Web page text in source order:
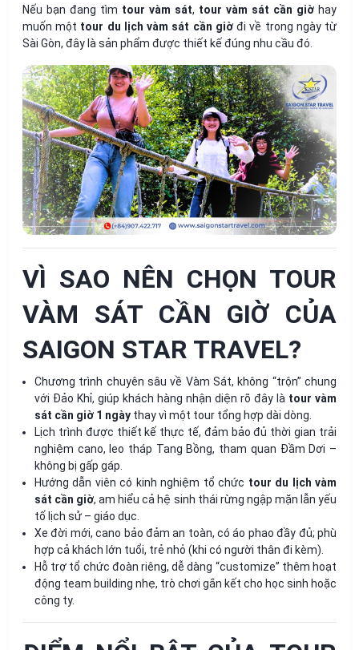
Nếu bạn đang tìm tour vàm sát, tour vàm sát cần giờ hay
muốn một tour du lịch vàm sát cần giờđi về trong ngày từ
Sài Gòn, đây là sản phẩm được thiết kế đúng nhu cầu đó.
VÌ SAO NÊN CHỌN TOUR
VÀM SÁT CẦN GIỜ CỦA
SAIGON STAR TRAVEL?
Chương trình chuyên sâu về Vàm Sát, không “trộn” chung
với Đảo Khỉ, giúp khách hàng nhận diện rõ đây là tour vàm
sát cần giờ 1 ngày thay vì một tour tổng hợp dài dòng.
Lịch trình được thiết kế thực tế, đảm bảo đủ thời gian trải
nghiệm cano, leo tháp Tang Bồng, tham quan Đầm Dơi –
không bị gấp gáp.
Hướng dẫn viên có kinh nghiệm tổ chức tour du lịch vàm
sát cần giờ, am hiểu cả hệ sinh thái rừng ngập mặn lẫn yếu
tố lịch sử – giáo dục.
Xe đời mới, cano bảo đảm an toàn, có áo phao đầy đủ; phù
hợp cả khách lớn tuổi, trẻ nhỏ (khi có người thân đi kèm).
Hỗ trợ tổ chức đoàn riêng, dễ dàng “customize” thêm hoạt
động team building nhẹ, trò chơi gắn kết cho học sinh hoặc
công ty.